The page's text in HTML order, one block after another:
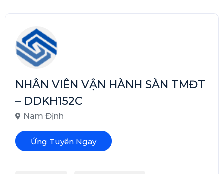
NHÂN VIÊN VẬN HÀNH SÀN TMĐT
– DDKH152C
Nam Định
Ứng Tuyển Ngay